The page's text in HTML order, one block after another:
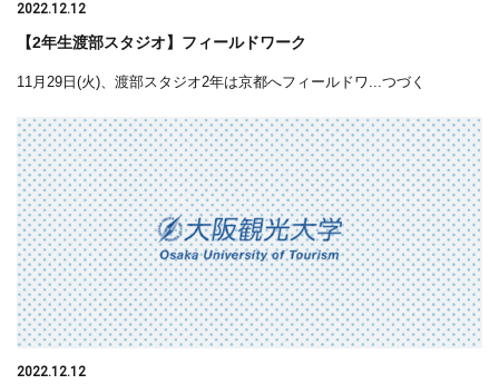
2022.12.12
【2年生渡部スタジオ】フィールドワーク
11月29日(火)、渡部スタジオ2年は京都へフィールドワ...つづく
2022.12.12